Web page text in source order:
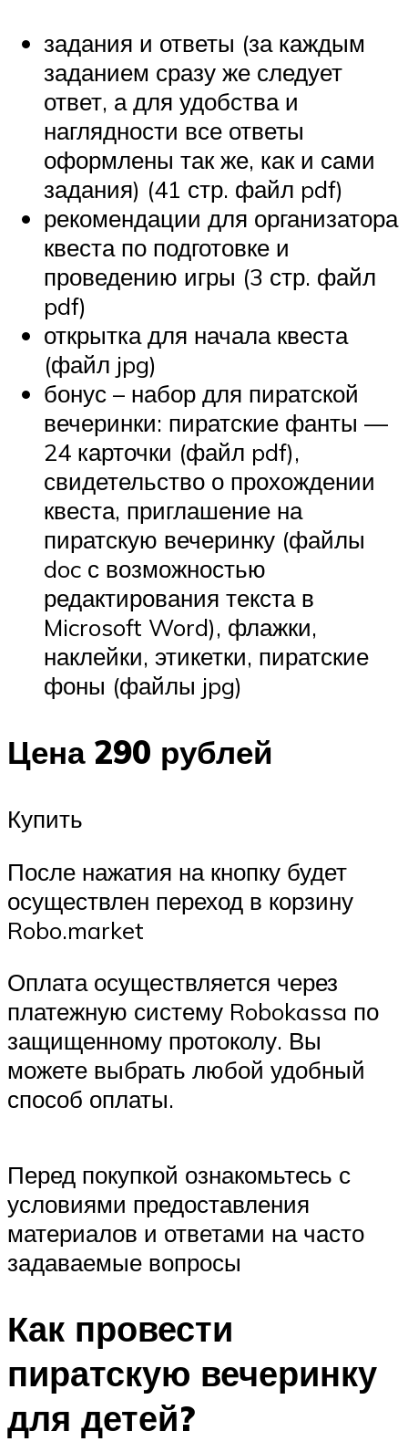
задания и ответы (за каждым
заданием сразу же следует
ответ, а для удобства и
наглядности все ответы
оформлены так же, как и сами
задания) (41 стр. файл pdf)
рекомендации для организатора
квеста по подготовке и
проведению игры (3 стр. файл
pdf)
открытка для начала квеста
(файл jpg)
бонус – набор для пиратской
вечеринки: пиратские фанты —
24 карточки (файл pdf),
свидетельство о прохождении
квеста, приглашение на
пиратскую вечеринку (файлы
doc с возможностью
редактирования текста в
Microsoft Word), флажки,
наклейки, этикетки, пиратские
фоны (файлы jpg)
Цена 290 рублей
Купить
После нажатия на кнопку будет
осуществлен переход в корзину
Robo.market
Оплата осуществляется через
платежную систему Robokassa по
защищенному протоколу. Вы
можете выбрать любой удобный
способ оплаты.
Перед покупкой ознакомьтесь с
условиями предоставления
материалов и ответами на часто
задаваемые вопросы
Как провести
пиратскую вечеринку
для детей?